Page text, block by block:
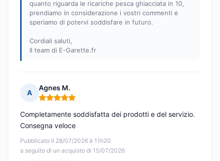
quanto riguarda le ricariche pesca ghiacciata in 10,
prendiamo in considerazione i vostri commenti e
speriamo di potervi soddisfare in futuro.
Cordiali saluti,
Il team di E-Garette.fr
A
Agnes M.
Nota: 5 su 5
Pubblicato il 28/07/2026 à 11h20
a seguito di un acquisto di 15/07/2026
Completamente soddisfatta dei prodotti e del servizio.
Consegna veloce